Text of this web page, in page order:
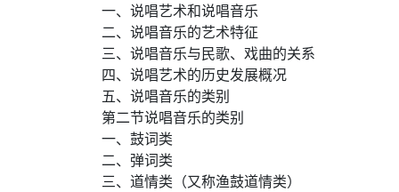
一、说唱艺术和说唱音乐
二、说唱音乐的艺术特征
三、说唱音乐与民歌、戏曲的关系
四、说唱艺术的历史发展概况
五、说唱音乐的类别
第二节说唱音乐的类别
一、鼓词类
二、弹词类
三、道情类（又称渔鼓道情类）